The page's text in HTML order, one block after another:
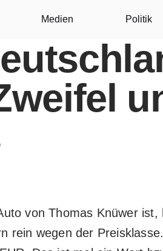
Medien Politik
von Thomas Knüwer
rein wegen der